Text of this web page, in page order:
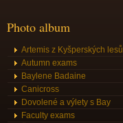
Photo album
Artemis z Kyšperských lesů
Autumn exams
Baylene Badaine
Canicross
Dovolené a výlety s Bay
Faculty exams